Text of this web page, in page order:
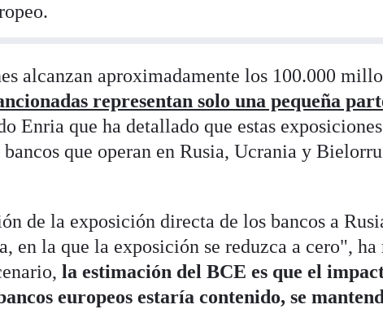
alcanzan aproximadamente los 100.000
representan solo una pequeña
Enria que ha detallado que estas
que operan en Rusia, Ucrania y
de la exposición directa de los bancos a
en la que la exposición se reduzca a cero", ha
la estimación del BCE es que el
europeos estaría contenido, se